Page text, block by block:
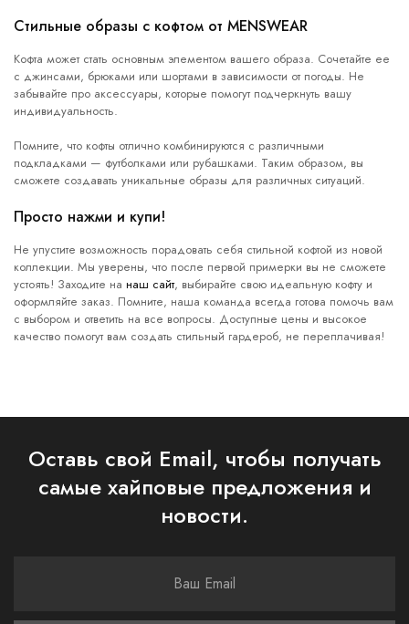
Стильные образы с кофтом от MENSWEAR
Кофта может стать основным элементом вашего образа. Сочетайте ее
с джинсами, брюками или шортами в зависимости от погоды. Не
забывайте про аксессуары, которые помогут подчеркнуть вашу
индивидуальность.
Помните, что кофты отлично комбинируются с различными
подкладками — футболками или рубашками. Таким образом, вы
сможете создавать уникальные образы для различных ситуаций.
Просто нажми и купи!
Не упустите возможность порадовать себя стильной кофтой из новой
коллекции. Мы уверены, что после первой примерки вы не сможете
устоять! Заходите на наш сайт, выбирайте свою идеальную кофту и
оформляйте заказ. Помните, наша команда всегда готова помочь вам
с выбором и ответить на все вопросы. Доступные цены и высокое
качество помогут вам создать стильный гардероб, не переплачивая!
Оставь свой Email, чтобы получать
самые хайповые предложения и
новости.